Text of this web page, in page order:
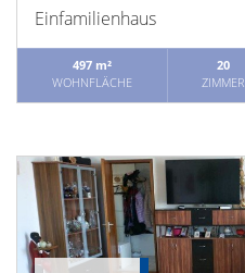
Einfamilienhaus
497 m²
WOHNFLÄCHE
20
ZIMMER